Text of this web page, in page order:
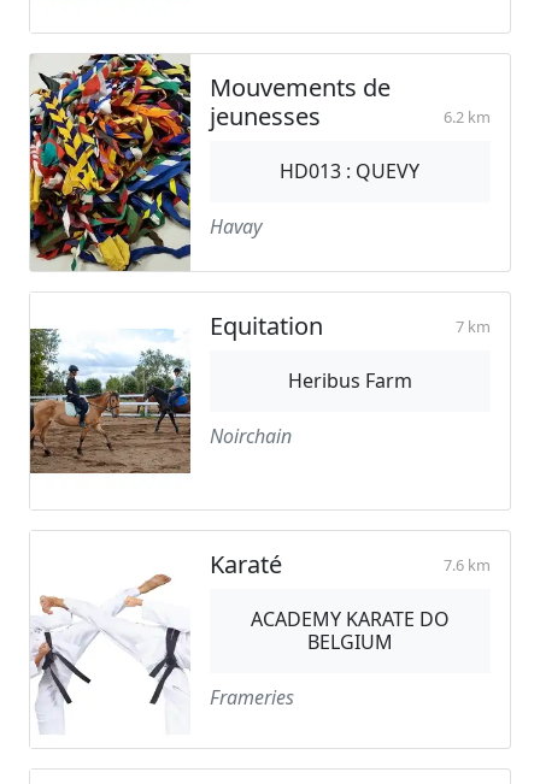
Mouvements de
jeunesses
6.2 km
HD013 : QUEVY
Havay
Equitation 7 km
Heribus Farm
Noirchain
Karaté 7.6 km
ACADEMY KARATE DO
BELGIUM
Frameries